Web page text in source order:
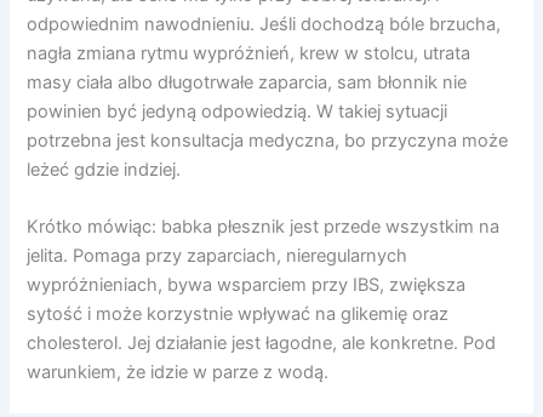
odpowiednim nawodnieniu. Jeśli dochodzą bóle brzucha,
nagła zmiana rytmu wypróżnień, krew w stolcu, utrata
masy ciała albo długotrwałe zaparcia, sam błonnik nie
powinien być jedyną odpowiedzią. W takiej sytuacji
potrzebna jest konsultacja medyczna, bo przyczyna może
leżeć gdzie indziej.
Krótko mówiąc: babka płesznik jest przede wszystkim na
jelita. Pomaga przy zaparciach, nieregularnych
wypróżnieniach, bywa wsparciem przy IBS, zwiększa
sytość i może korzystnie wpływać na glikemię oraz
cholesterol. Jej działanie jest łagodne, ale konkretne. Pod
warunkiem, że idzie w parze z wodą.